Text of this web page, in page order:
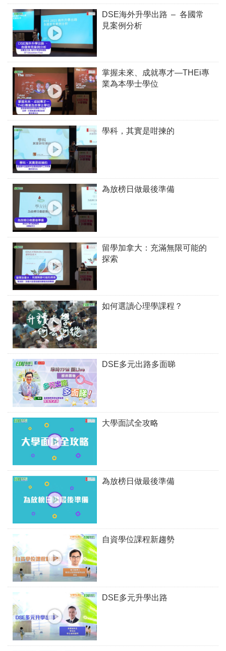
DSE海外升學出路 – 各國常
見案例分析
掌握未來、成就專才—THEi專
業為本學士學位
學科，其實是咁揀的
為放榜日做最後準備
留學加拿大：充滿無限可能的
探索
如何選讀心理學課程？
DSE多元出路多面睇
大學面試全攻略
為放榜日做最後準備
自資學位課程新趨勢
DSE多元升學出路